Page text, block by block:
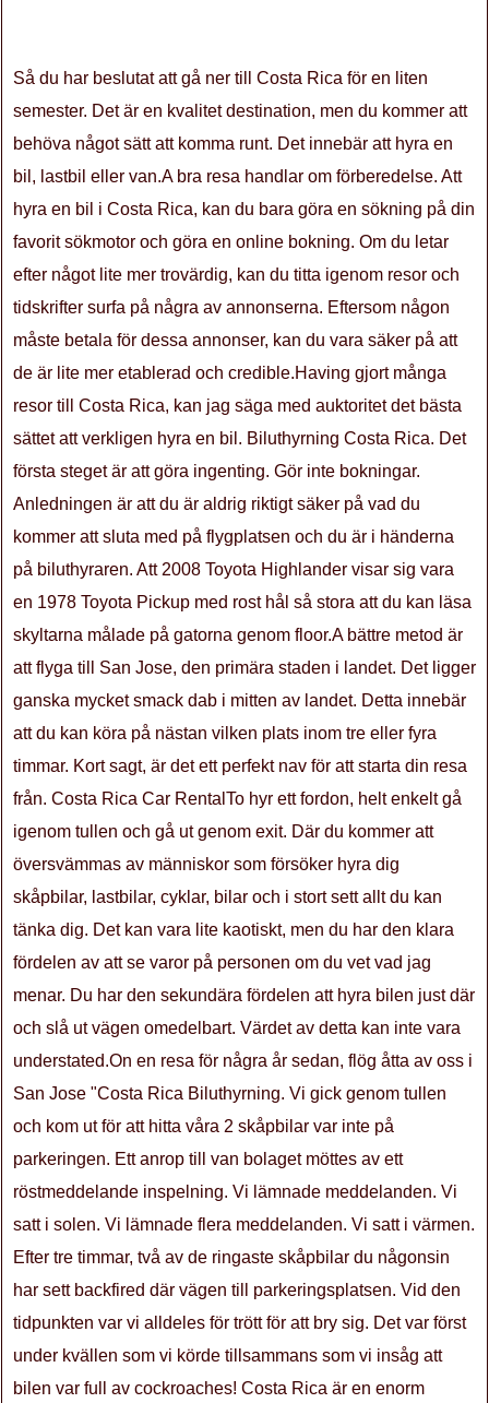
Så du har beslutat att gå ner till Costa Rica för en liten
semester. Det är en kvalitet destination, men du kommer att
behöva något sätt att komma runt. Det innebär att hyra en
bil, lastbil eller van.A bra resa handlar om förberedelse. Att
hyra en bil i Costa Rica, kan du bara göra en sökning på din
favorit sökmotor och göra en online bokning. Om du letar
efter något lite mer trovärdig, kan du titta igenom resor och
tidskrifter surfa på några av annonserna. Eftersom någon
måste betala för dessa annonser, kan du vara säker på att
de är lite mer etablerad och credible.Having gjort många
resor till Costa Rica, kan jag säga med auktoritet det bästa
sättet att verkligen hyra en bil. Biluthyrning Costa Rica. Det
första steget är att göra ingenting. Gör inte bokningar.
Anledningen är att du är aldrig riktigt säker på vad du
kommer att sluta med på flygplatsen och du är i händerna
på biluthyraren. Att 2008 Toyota Highlander visar sig vara
en 1978 Toyota Pickup med rost hål så stora att du kan läsa
skyltarna målade på gatorna genom floor.A bättre metod är
att flyga till San Jose, den primära staden i landet. Det ligger
ganska mycket smack dab i mitten av landet. Detta innebär
att du kan köra på nästan vilken plats inom tre eller fyra
timmar. Kort sagt, är det ett perfekt nav för att starta din resa
från. Costa Rica Car RentalTo hyr ett fordon, helt enkelt gå
igenom tullen och gå ut genom exit. Där du kommer att
översvämmas av människor som försöker hyra dig
skåpbilar, lastbilar, cyklar, bilar och i stort sett allt du kan
tänka dig. Det kan vara lite kaotiskt, men du har den klara
fördelen av att se varor på personen om du vet vad jag
menar. Du har den sekundära fördelen att hyra bilen just där
och slå ut vägen omedelbart. Värdet av detta kan inte vara
understated.On en resa för några år sedan, flög åtta av oss i
San Jose "Costa Rica Biluthyrning. Vi gick genom tullen
och kom ut för att hitta våra 2 skåpbilar var inte på
parkeringen. Ett anrop till van bolaget möttes av ett
röstmeddelande inspelning. Vi lämnade meddelanden. Vi
satt i solen. Vi lämnade flera meddelanden. Vi satt i värmen.
Efter tre timmar, två av de ringaste skåpbilar du någonsin
har sett backfired där vägen till parkeringsplatsen. Vid den
tidpunkten var vi alldeles för trött för att bry sig. Det var först
under kvällen som vi körde tillsammans som vi insåg att
bilen var full av cockroaches! Costa Rica är en enorm